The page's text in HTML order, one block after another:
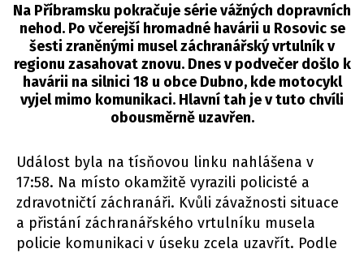
Na Příbramsku pokračuje série vážných dopravních
nehod. Po včerejší hromadné havárii u Rosovic se
šesti zraněnými musel záchranářský vrtulník v
regionu zasahovat znovu. Dnes v podvečer došlo k
havárii na silnici 18 u obce Dubno, kde motocykl
vyjel mimo komunikaci. Hlavní tah je v tuto chvíli
obousměrně uzavřen.
Událost byla na tísňovou linku nahlášena v
17:58. Na místo okamžitě vyrazili policisté a
zdravotničtí záchranáři. Kvůli závažnosti situace
a přistání záchranářského vrtulníku musela
policie komunikaci v úseku zcela uzavřít. Podle